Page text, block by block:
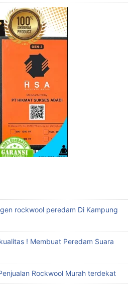
rockwool peredam Di Kampung
! Membuat Peredam Suara
Rockwool Murah terdekat